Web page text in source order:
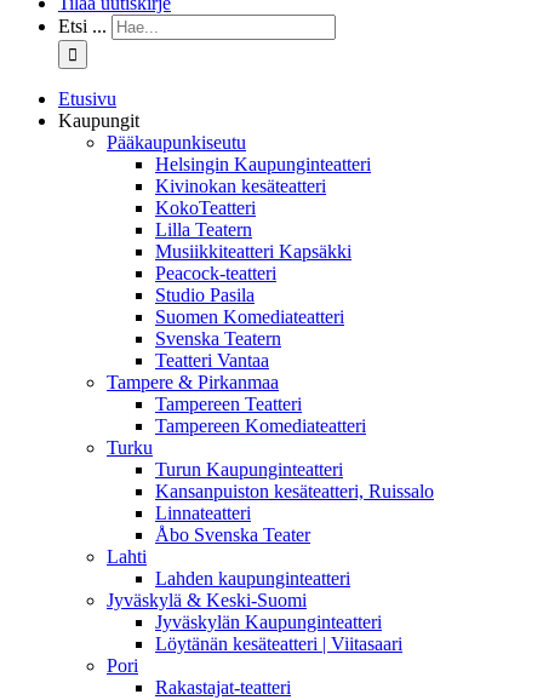
Etsi ...
Etusivu
Kaupungit
Pääkaupunkiseutu
Helsingin Kaupunginteatteri
Kivinokan kesäteatteri
KokoTeatteri
Lilla Teatern
Musiikkiteatteri Kapsäkki
Peacock-teatteri
Studio Pasila
Suomen Komediateatteri
Svenska Teatern
Teatteri Vantaa
Tampere & Pirkanmaa
Tampereen Teatteri
Tampereen Komediateatteri
Turku
Turun Kaupunginteatteri
Kansanpuiston kesäteatteri, Ruissalo
Linnateatteri
Åbo Svenska Teater
Lahti
Lahden kaupunginteatteri
Jyväskylä & Keski-Suomi
Jyväskylän Kaupunginteatteri
Löytänän kesäteatteri | Viitasaari
Pori
Rakastajat-teatteri